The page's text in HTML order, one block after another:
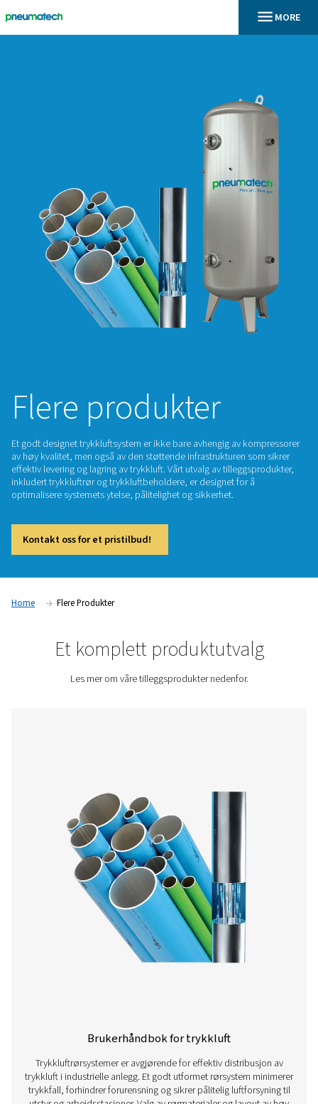
Flere produkter
Et godt designet trykkluftsystem er ikke bare avhengig av
inkludert trykkluftrør og trykkluftbeholdere, er designet for å
Kontakt oss for et pristilbud!
Et komplett
Les mer om våre tilleggsprodukter nedenfor.